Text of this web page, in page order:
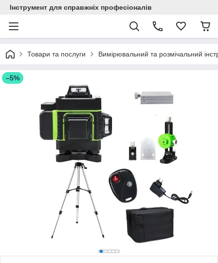
Інструмент для справжніх професіоналів
Товари та послуги Вимірювальний та розмічальний
–5%